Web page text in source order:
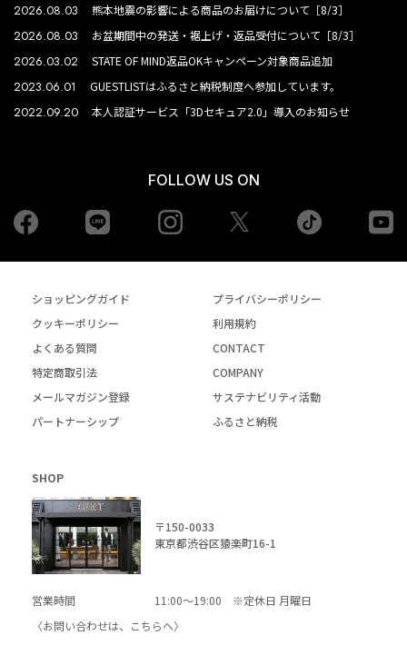
2026.08.03 熊本地震の影響による商品のお届けについて［8/3］
2026.08.03 お盆期間中の発送・裾上げ・返品受付について［8/3］
2026.03.02 STATE OF MIND返品OKキャンペーン対象商品追加
2023.06.01 GUESTLISTはふるさと納税制度へ参加しています。
2022.09.20 本人認証サービス「3Dセキュア2.0」導入のお知らせ
FOLLOW US ON
Facebook Instagram tiktok
ショッピングガイド
プライバシーポリシー
クッキーポリシー
利用規約
よくある質問
CONTACT
特定商取引法
COMPANY
メールマガジン登録
サステナビリティ活動
パートナーシップ
ふるさと納税
SHOP
〒150-0033
東京都渋谷区猿楽町16-1
営業時間
11:00～19:00 ※定休日 月曜日
〈お問い合わせは、
こちらへ〉